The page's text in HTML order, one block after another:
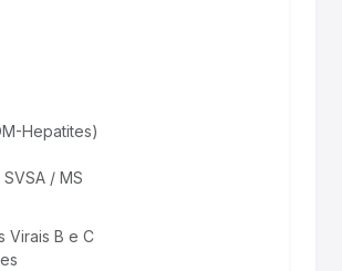
Hepatites)
/ MS
Virais B e C